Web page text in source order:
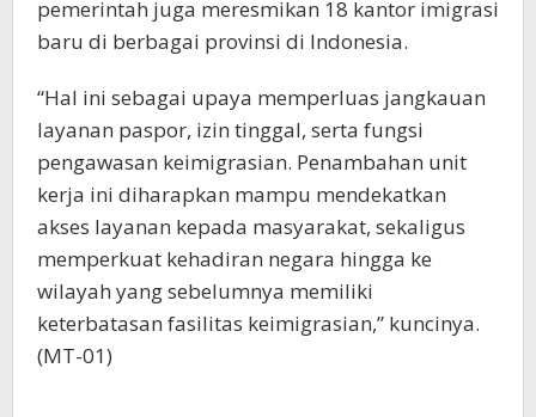
pemerintah juga meresmikan 18 kantor imigrasi
baru di berbagai provinsi di Indonesia.
“Hal ini sebagai upaya memperluas jangkauan
layanan paspor, izin tinggal, serta fungsi
pengawasan keimigrasian. Penambahan unit
kerja ini diharapkan mampu mendekatkan
akses layanan kepada masyarakat, sekaligus
memperkuat kehadiran negara hingga ke
wilayah yang sebelumnya memiliki
keterbatasan fasilitas keimigrasian,” kuncinya.
(MT-01)